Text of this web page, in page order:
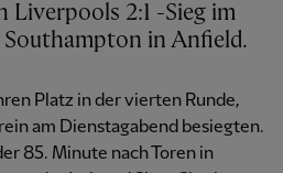
Liverpools 2:1 -Sieg im
Southampton in Anfield.
Platz in der vierten Runde,
am Dienstagabend besiegten.
85. Minute nach Toren in